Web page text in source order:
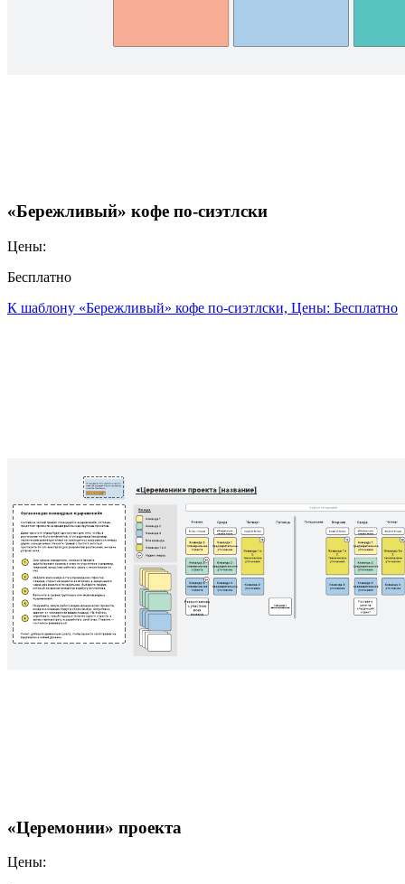
«Бережливый» кофе по-сиэтлски
Цены:
Бесплатно
К шаблону «Бережливый» кофе по-сиэтлски, Цены: Бесплатно
«Церемонии» проекта
Цены: